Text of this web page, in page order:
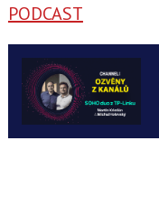
PODCAST